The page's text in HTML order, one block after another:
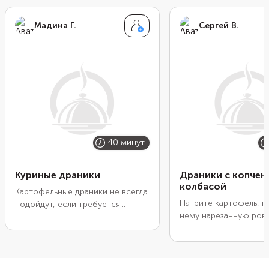
Мадина Г.
40 минут
Куриные драники
Картофельные драники не всегда
подойдут, если требуется
обед сытнее, приходится
Сергей В.
Драники с
колбасой
Натрите картофель,
нему нарезанную
специями, добавьте